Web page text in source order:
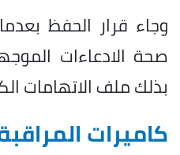
وجاء قرار الحفظ
صحة الادعاءات
بذلك ملف الاتهامات
كاميرات